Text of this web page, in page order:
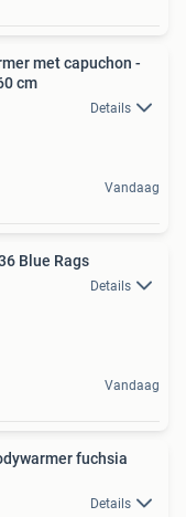
met capuchon -
cm
Details
Vandaag
Blue Rags
Details
Vandaag
fuchsia
Details